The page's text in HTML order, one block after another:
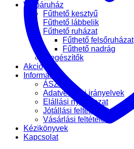
Webáruház
Fűthető kesztyű
Fűthető lábbelik
Fűthető ruházat
Fűthető felsőruházat
Fűthető nadrág
Kiegészítők
Akció
Információk
ÁSZF
Adatvédelmi irányelvek
Elállási nyilatkozat
Jótállási feltételek
Vásárlási feltételek
Kézikönyvek
Kapcsolat